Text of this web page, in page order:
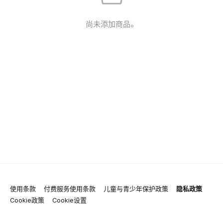
尚未添加商品。
使用条款 付费服务使用条款 儿童与青少年保护政策
隐私政策
Cookie政策
Cookie设置